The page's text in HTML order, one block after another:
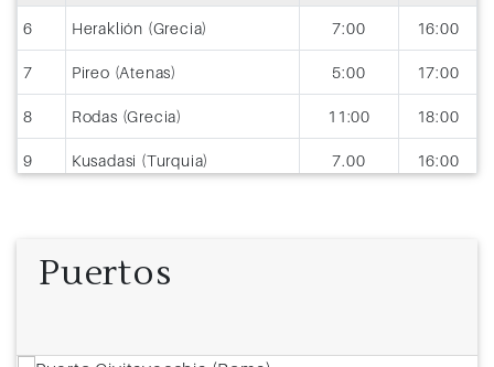
6 Heraklión (Grecia) 7:00 16:00
7 Pireo (Atenas) 5:00 17:00
8 Rodas (Grecia) 11:00 18:00
9 Kusadasi (Turquia) 7.00 16:00
Puertos